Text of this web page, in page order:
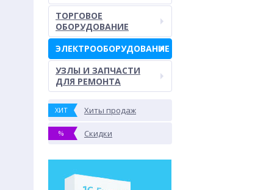
ТОРГОВОЕ
ОБОРУДОВАНИЕ
ЭЛЕКТРООБОРУДОВАНИЕ
УЗЛЫ И ЗАПЧАСТИ
ДЛЯ РЕМОНТА
ХИТ Хиты продаж
% Скидки